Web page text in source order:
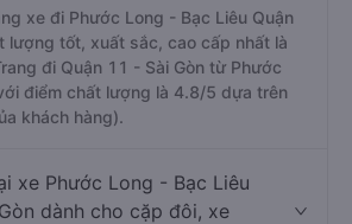
xe đi Phước Long - Bạc Liêu Quận
lượng tốt, xuất sắc, cao cấp nhất là
đi Quận 11 - Sài Gòn từ Phước
điểm chất lượng là 4.8/5 dựa trên
khách hàng).
xe Phước Long - Bạc Liêu
dành cho cặp đôi, xe